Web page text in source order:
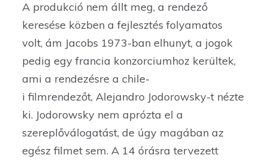
A produkció nem állt meg, a rendező
keresése közben a fejlesztés folyamatos
volt, ám Jacobs 1973-ban elhunyt, a jogok
pedig egy francia konzorciumhoz kerültek,
ami a rendezésre a chile-
i filmrendezőt, Alejandro Jodorowsky-t nézte
ki. Jodorowsky nem aprózta el a
szereplőválogatást, de úgy magában az
egész filmet sem. A 14 órásra tervezett